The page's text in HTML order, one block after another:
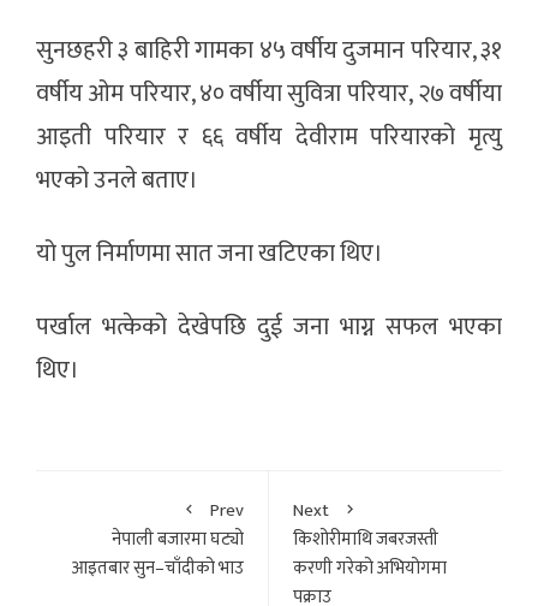
सुनछहरी ३ बाहिरी गामका ४५ वर्षीय दुजमान परियार, ३१
वर्षीय ओम परियार, ४० वर्षीया सुवित्रा परियार, २७ वर्षीया
आइती परियार र ६६ वर्षीय देवीराम परियारको मृत्यु
भएको उनले बताए।
यो पुल निर्माणमा सात जना खटिएका थिए।
पर्खाल भत्केको देखेपछि दुई जना भाग्न सफल भएका
थिए।
Prev
नेपाली बजारमा घट्यो
आइतबार सुन–चाँदीको भाउ
Next
किशोरीमाथि जबरजस्ती
करणी गरेको अभियोगमा
पक्राउ